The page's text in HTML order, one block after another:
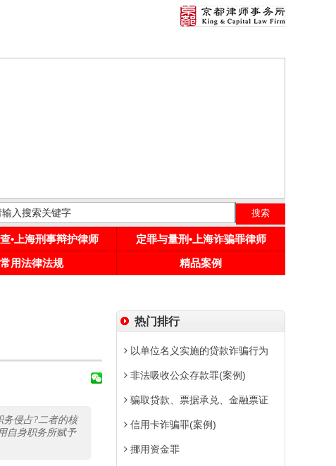
•上海刑事辩护律师
定罪与量刑•上海诈骗罪律师
常用法律法规 精品案例
务侵占?二者的核
自身职务所赋予
热门排行
以单位名义实施的贷款诈骗行为
非法吸收公众存款罪(案例)
骗取贷款、票据承兑、金融票证
信用卡诈骗罪(案例)
挪用资金罪